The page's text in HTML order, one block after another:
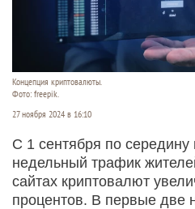
Концепция криптовалюты.
Фото: freepik.
27 ноября 2024 в 16:10
С 1 сентября по середину
недельный трафик
сайтах криптовалют
процентов. В первые две